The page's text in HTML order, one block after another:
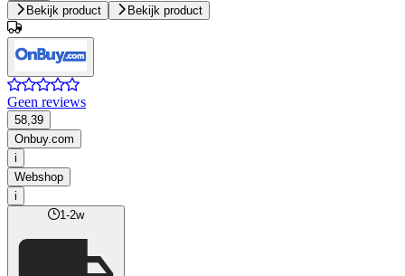
Bekijk product
Bekijk product
Geen reviews
58,39
Onbuy.com
i
Webshop
i
1-2w